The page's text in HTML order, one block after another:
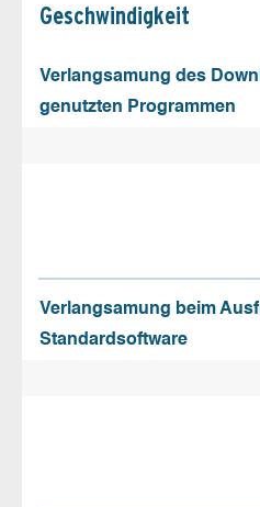
Geschw­indigkeit
Verlangsamung des
genutzten Programmen
Verlangsamung beim
Standardsoftware